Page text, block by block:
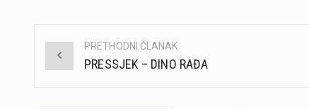
Post
PRETHODNI ČLANAK
PRESSJEK – DINO RAĐA